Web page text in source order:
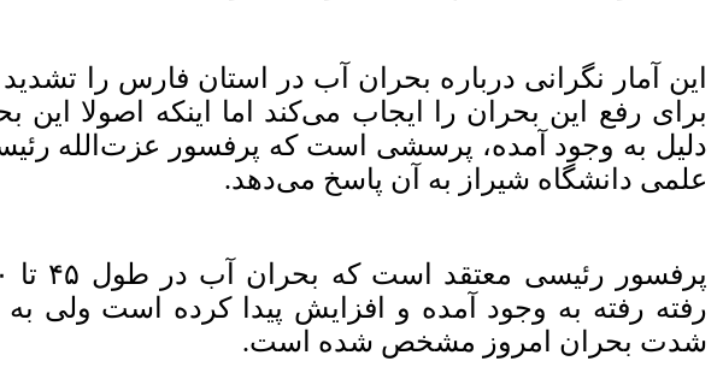
این آمار نگرانی درباره بحران آب در استان فارس را
برای رفع این بحران را ایجاب می‌کند اما اینکه اصولا این
دلیل به وجود آمده، پرسشی است که پرفسور عزت‌الله
علمی دانشگاه شیراز به آن پاسخ می‌دهد.
رفته رفته به وجود آمده و افزایش پیدا کرده است ولی
شدت بحران امروز مشخص شده است.